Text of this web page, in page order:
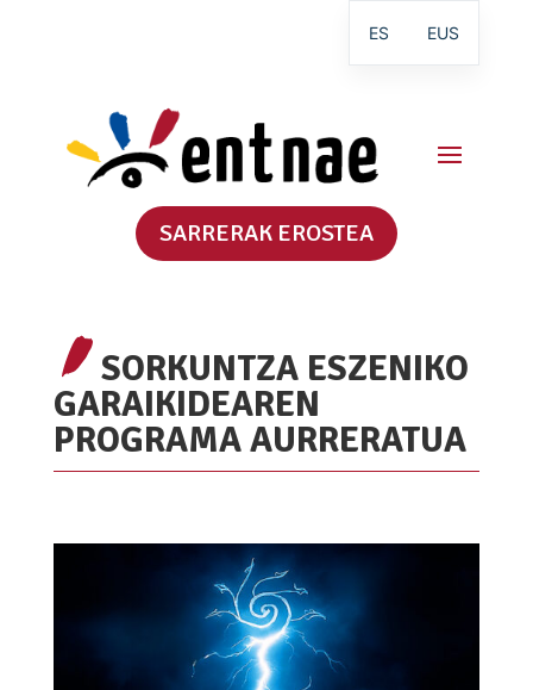
SARRERAK EROSTEA
SORKUNTZA ESZENIKO
GARAIKIDEAREN
PROGRAMA AURRERATUA
ES EUS